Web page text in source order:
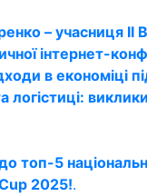
– учасниця ІІ
інтернет-
в економіці
логістиці:
топ-5
2025!.